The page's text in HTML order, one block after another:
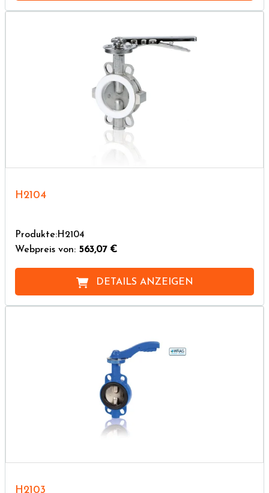
H2104
Produkte:H2104
Webpreis von: 563,07 €
DETAILS ANZEIGEN
H2103